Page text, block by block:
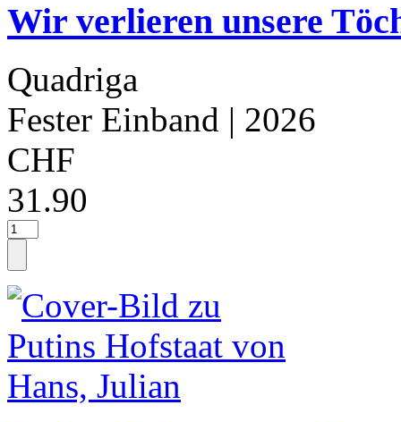
Wir verlieren unsere
Quadriga
Fester Einband | 2026
CHF
31.90